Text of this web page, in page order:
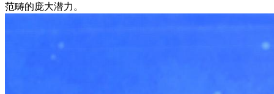
范畴的庞大潜力。